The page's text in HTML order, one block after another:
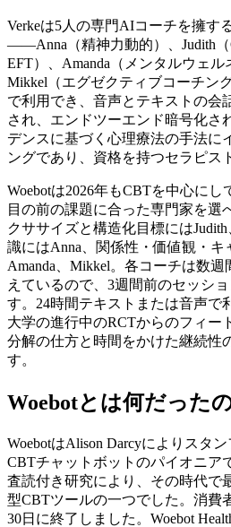
Verkeは5人の専門AIコーチを擁す
——Anna（精神力動的）、Judith（
EFT）、Amanda（メンタルウェル
Mikkel（エグゼクティブコーチン
で利用でき、音声とテキストの会
され、エンドツーエンド暗号化さ
デンスに基づく心理療法の手法に
ングであり、資格を持つセラピス
Woebotは2026年もCBTを中心にし
目の前の課題に合った専門家を
クササイズと構造化目標には
識にはAnna、関係性・価値観・キ
Amanda、Mikkel。各コーチは数
えているので、3週間前のセッシ
す。24時間テキストまたは音声で
大学の進行中のRCTからのフィー
分解の仕方と時間をかけた継続性
す。
Woebotとは何だった
WoebotはAlison Darcyによりスタ
CBTチャットボットのパイオニア
査読付き研究により、その時代で
型CBTツールの一つでした。消費
30日に終了しました。Woebot